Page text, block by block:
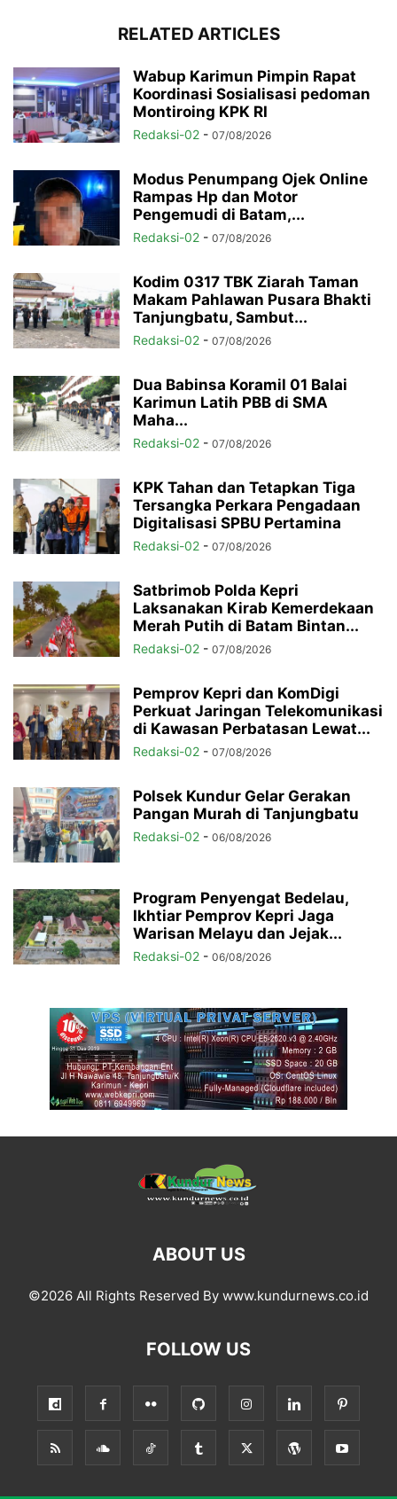
RELATED ARTICLES
Wabup Karimun Pimpin Rapat
Koordinasi Sosialisasi pedoman
Montiroing KPK RI
Redaksi-02 - 07/08/2026
Modus Penumpang Ojek Online
Rampas Hp dan Motor
Pengemudi di Batam,...
Redaksi-02 - 07/08/2026
Kodim 0317 TBK Ziarah Taman
Makam Pahlawan Pusara Bhakti
Tanjungbatu, Sambut...
Redaksi-02 - 07/08/2026
Dua Babinsa Koramil 01 Balai
Karimun Latih PBB di SMA
Maha...
Redaksi-02 - 07/08/2026
KPK Tahan dan Tetapkan Tiga
Tersangka Perkara Pengadaan
Digitalisasi SPBU Pertamina
Redaksi-02 - 07/08/2026
Satbrimob Polda Kepri
Laksanakan Kirab Kemerdekaan
Merah Putih di Batam Bintan...
Redaksi-02 - 07/08/2026
Pemprov Kepri dan KomDigi
Perkuat Jaringan Telekomunikasi
di Kawasan Perbatasan Lewat...
Redaksi-02 - 07/08/2026
Polsek Kundur Gelar Gerakan
Pangan Murah di Tanjungbatu
Redaksi-02 - 06/08/2026
Program Penyengat Bedelau,
Ikhtiar Pemprov Kepri Jaga
Warisan Melayu dan Jejak...
Redaksi-02 - 06/08/2026
ABOUT US
©2026 All Rights Reserved By www.kundurnews.co.id
FOLLOW US